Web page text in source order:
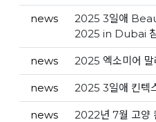
news
2025 3일애
2025 in Dubai
news 2025 엑소미어
news 2025 3일애 킨텍
news 2022년 7월 고양